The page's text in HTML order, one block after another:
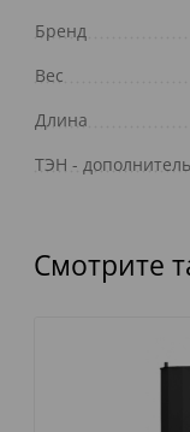
Бренд
Вес
Длина
ТЭН -
Смотрите